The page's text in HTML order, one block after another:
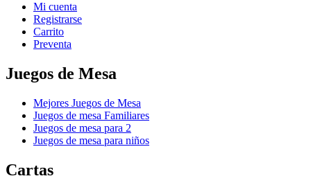
Mi cuenta
Registrarse
Carrito
Preventa
Juegos de Mesa
Mejores Juegos de Mesa
Juegos de mesa Familiares
Juegos de mesa para 2
Juegos de mesa para niños
Cartas